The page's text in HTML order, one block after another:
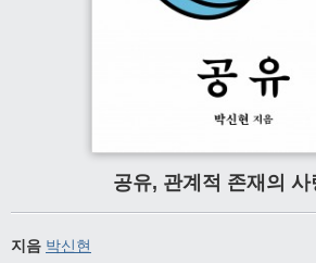
공유, 관계적 존재의 사
지음 박신현